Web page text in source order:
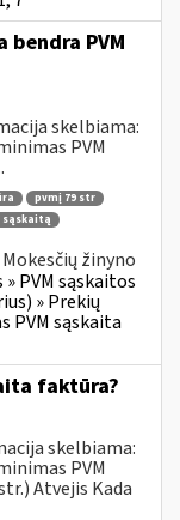
PVM
skelbiama:
PVM
pvmį 79 str
Mokesčių žinyno
PVM sąskaitos
» Prekių
PVM sąskaita
faktūra?
skelbiama:
PVM
Atvejis Kada